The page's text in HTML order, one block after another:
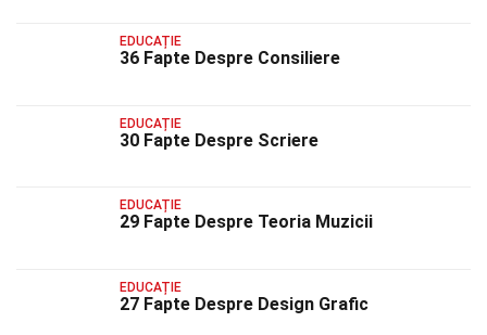
EDUCAȚIE
36 Fapte Despre Consiliere
EDUCAȚIE
30 Fapte Despre Scriere
EDUCAȚIE
29 Fapte Despre Teoria Muzicii
EDUCAȚIE
27 Fapte Despre Design Grafic